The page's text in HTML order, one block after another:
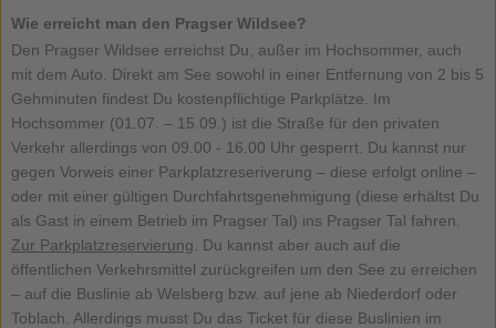
Wie erreicht man den Pragser Wildsee?
Den Pragser Wildsee erreichst Du, außer im Hochsommer, auch
mit dem Auto. Direkt am See sowohl in einer Entfernung von 2 bis 5
Gehminuten findest Du kostenpflichtige Parkplätze. Im
Hochsommer (01.07. – 15.09.) ist die Straße für den privaten
Verkehr allerdings von 09.00 - 16.00 Uhr gesperrt. Du kannst nur
gegen Vorweis einer Parkplatzreseriverung – diese erfolgt online –
oder mit einer gültigen Durchfahrtsgenehmigung (diese erhältst Du
als Gast in einem Betrieb im Pragser Tal) ins Pragser Tal fahren.
Zur Parkplatzreservierung . Du kannst aber auch auf die
öffentlichen Verkehrsmittel zurückgreifen um den See zu erreichen
– auf die Buslinie ab Welsberg bzw. auf jene ab Niederdorf oder
Toblach. Allerdings musst Du das Ticket für diese Buslinien im